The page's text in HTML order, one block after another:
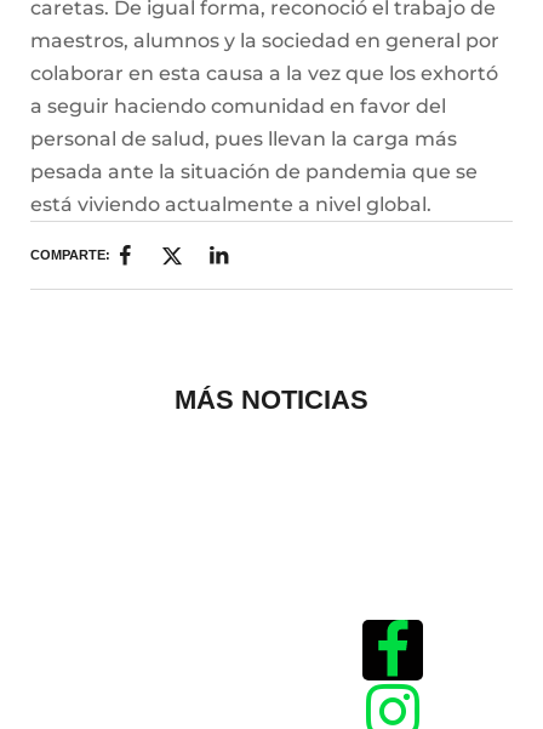
caretas. De igual forma, reconoció el trabajo de
maestros, alumnos y la sociedad en general por
colaborar en esta causa a la vez que los exhortó
a seguir haciendo comunidad en favor del
personal de salud, pues llevan la carga más
pesada ante la situación de pandemia que se
está viviendo actualmente a nivel global.
COMPARTE:
MÁS NOTICIAS